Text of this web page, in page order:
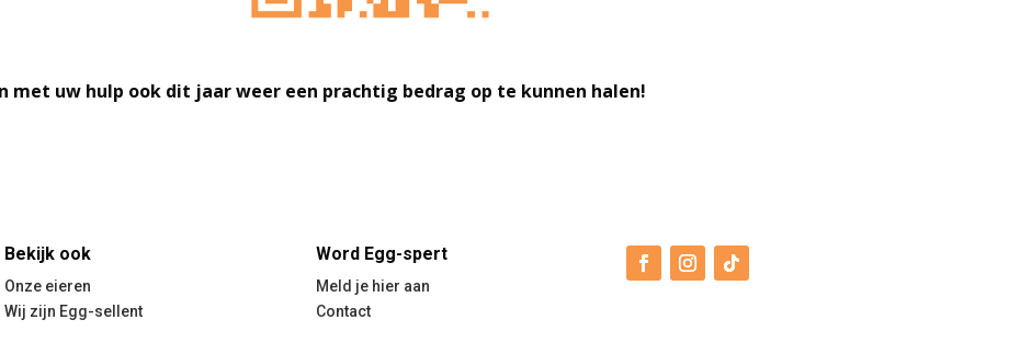
met uw hulp ook dit jaar weer een prachtig bedrag op te kunnen halen!
Bekijk ook
Onze eieren
Wij zijn Egg-sellent
Word Egg-spert
Meld je hier aan
Contact